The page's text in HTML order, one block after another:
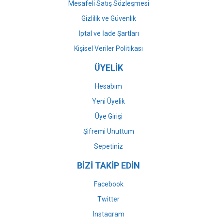
Mesafeli Satış Sözleşmesi
Gizlilik ve Güvenlik
İptal ve İade Şartları
Kişisel Veriler Politikası
ÜYELİK
Hesabım
Yeni Üyelik
Üye Girişi
Şifremi Unuttum
Sepetiniz
BİZİ TAKİP EDİN
Facebook
Twitter
Instagram